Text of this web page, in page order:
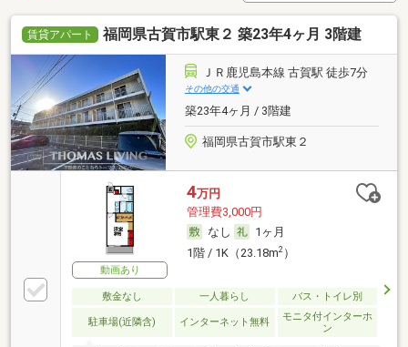
賃貸アパート 福岡県古賀市駅東２ 築23年4ヶ月 3階建
ＪＲ鹿児島本線 古賀駅 徒歩7分
その他の交通
築23年4ヶ月 / 3階建
福岡県古賀市駅東２
動画あり
4万円
管理費3,000円
なし
1ヶ月
1階 / 1K（23.18m2）
敷金なし 一人暮らし バス・トイレ別
駐車場(近隣含) インターネット無料
モニタ付インターホ
ン